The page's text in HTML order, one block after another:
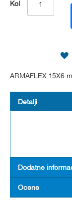
Kol
ARMAFLEX 15X6
Detalji
Dodatne
Ocene